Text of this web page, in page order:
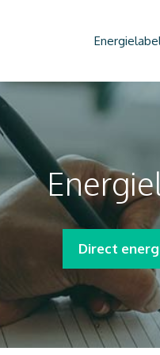
Energielabel
Direct